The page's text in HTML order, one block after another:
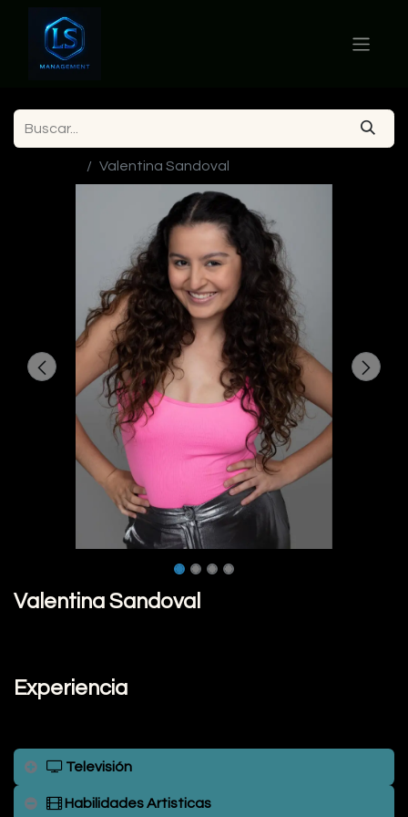
Valentina Sandoval
Valentina Sandoval
Experiencia
Televisión
Habilidades Artisticas